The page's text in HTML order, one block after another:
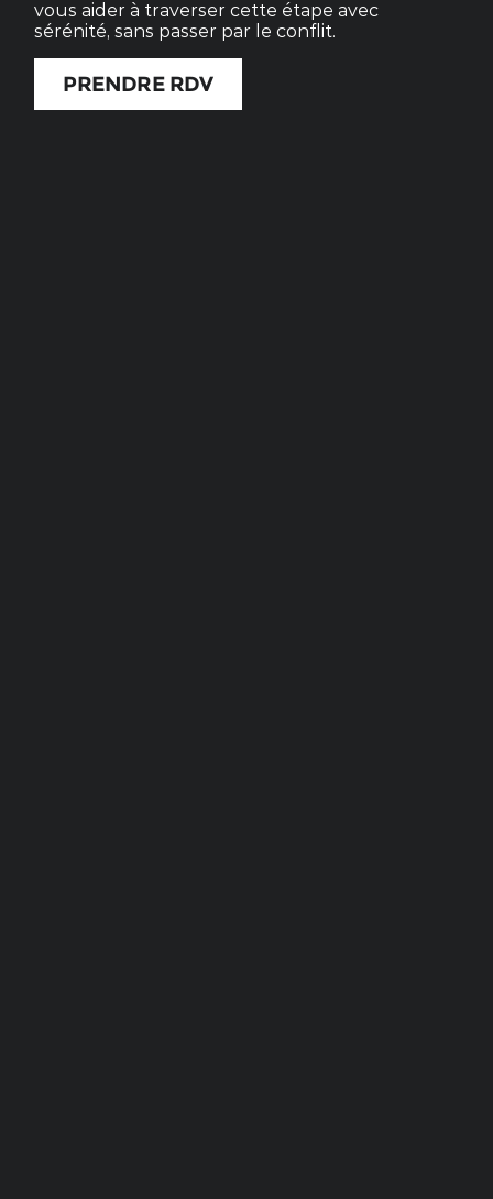
vous aider à traverser cette étape avec
sérénité, sans passer par le conflit.
PRENDRE RDV